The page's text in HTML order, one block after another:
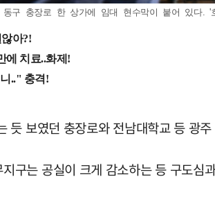
구 충장로 한 상가에 임대 현수막이 붙어 있다.
듯 보였던 충장로와 전남대학교 등 광
구는 공실이 크게 감소하는 등 구도심